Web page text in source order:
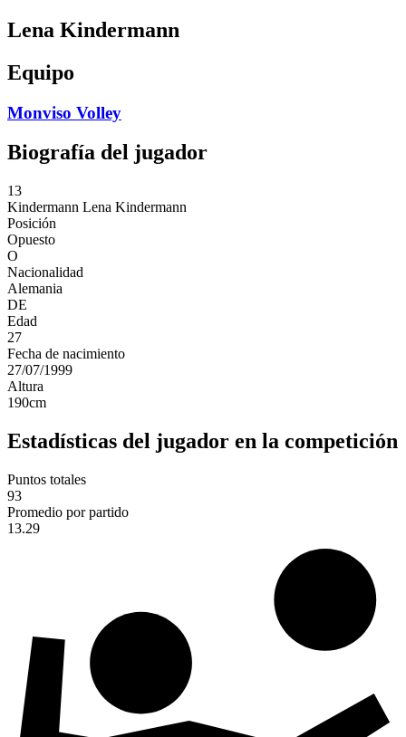
Lena Kindermann
Equipo
Monviso Volley
Biografía del jugador
13
Kindermann Lena Kindermann
Posición
Opuesto
O
Nacionalidad
Alemania
DE
Edad
27
Fecha de nacimiento
27/07/1999
Altura
190cm
Estadísticas del jugador en la competición
Puntos totales
93
Promedio por partido
13.29